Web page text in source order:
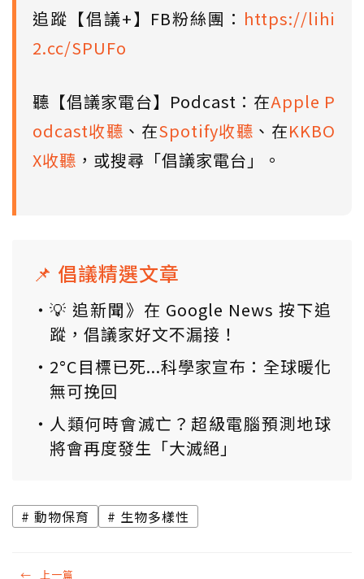
追蹤【倡議+】FB粉絲團： https://lihi
2.cc/SPUFo
聽【倡議家電台】Podcast：在Apple P
odcast收聽 、在Spotify收聽 、在KKBO
X收聽 ，或搜尋「倡議家電台」。
📌 倡議精選文章
💡 追新聞》在 Google News 按下追
蹤，倡議家好文不漏接！
2°C目標已死...科學家宣布：全球暖化
無可挽回
人類何時會滅亡？超級電腦預測地球
將會再度發生「大滅絕」
動物保育 生物多樣性
← 上一篇